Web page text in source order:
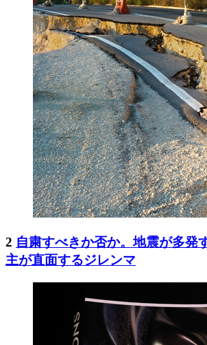
2 自粛すべきか否か。地震が多発
主が直面するジレンマ